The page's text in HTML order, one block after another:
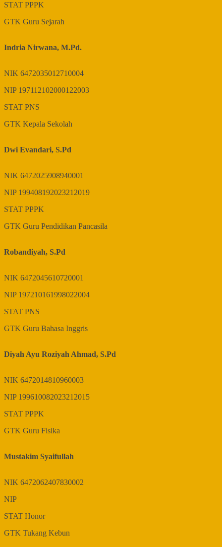
STAT PPPK
GTK Guru Sejarah
Indria Nirwana, M.Pd.
NIK 6472035012710004
NIP 197112102000122003
STAT PNS
GTK Kepala Sekolah
Dwi Evandari, S.Pd
NIK 6472025908940001
NIP 199408192023212019
STAT PPPK
GTK Guru Pendidikan Pancasila
Robandiyah, S.Pd
NIK 6472045610720001
NIP 197210161998022004
STAT PNS
GTK Guru Bahasa Inggris
Diyah Ayu Roziyah Ahmad, S.Pd
NIK 6472014810960003
NIP 199610082023212015
STAT PPPK
GTK Guru Fisika
Mustakim Syaifullah
NIK 6472062407830002
NIP
STAT Honor
GTK Tukang Kebun